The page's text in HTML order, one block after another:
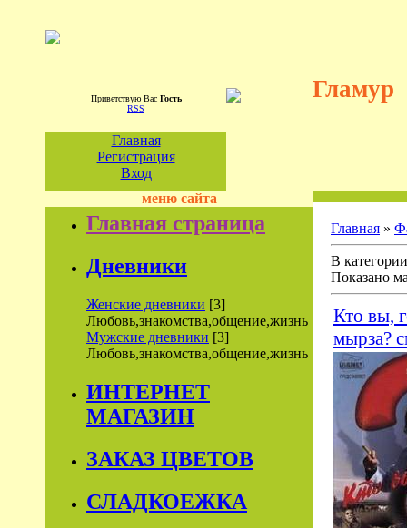
Приветствую Вас Гость
RSS
Гламур
Главная
Регистрация
Вход
меню сайта
Главная страница
Дневники
Женские дневники [3]
Любовь,знакомства,общение,жизнь
Мужские дневники [3]
Любовь,знакомства,общение,жизнь
ИНТЕРНЕТ
МАГАЗИН
ЗАКАЗ ЦВЕТОВ
СЛАДКОЕЖКА
Главная »
В
Показано
Кто вы,
мырза?